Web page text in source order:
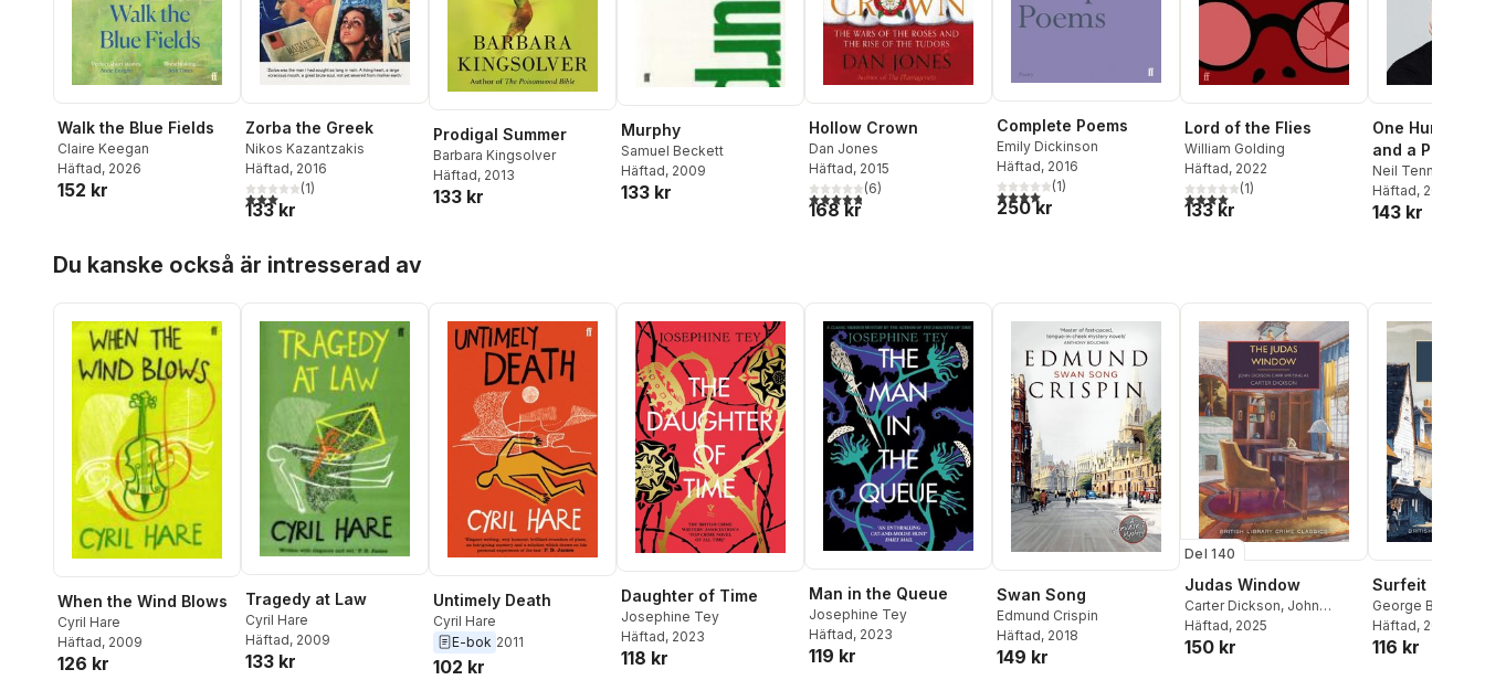
Walk the Blue Fields
Claire Keegan
Häftad, 2026
152 kr
Zorba the Greek
Nikos Kazantzakis
Häftad, 2016
3,0utav 5 stjärnor. Totalt antal röster:
(1)
133 kr
Prodigal Summer
Barbara Kingsolver
Häftad, 2013
133 kr
Murphy
Samuel Beckett
Häftad, 2009
133 kr
Hollow Crown
Dan Jones
Häftad, 2015
4,8utav 5 stjärnor. Totalt antal röster:
(6)
168 kr
Complete Poems
Emily Dickinson
Häftad, 2016
4,0utav 5 stjärnor. Totalt antal röster:
(1)
250 kr
Lord of the Flies
William Golding
Häftad, 2022
4,0utav 5 stjärnor. Totalt antal röster:
(1)
133 kr
One Hundred
and a Poem
Neil Tennant
Häftad, 2026
143 kr
Du kanske också är intresserad av
When the Wind Blows
Cyril Hare
Häftad, 2009
126 kr
Tragedy at Law
Cyril Hare
Häftad, 2009
133 kr
Untimely Death
Cyril Hare
E-bok 2011
102 kr
Daughter of Time
Josephine Tey
Häftad, 2023
118 kr
Man in the Queue
Josephine Tey
Häftad, 2023
119 kr
Swan Song
Edmund Crispin
Häftad, 2018
149 kr
Del 140
Judas Window
Carter Dickson, John
Dickson Carr
Häftad, 2025
150 kr
Surfeit of
George Bellairs
Häftad, 2019
116 kr